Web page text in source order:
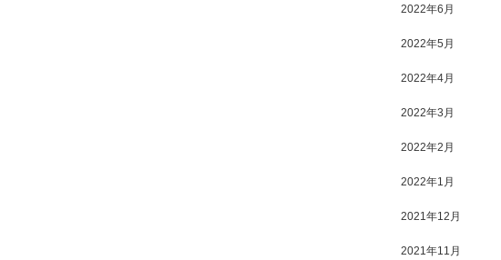
2022年6月
2022年5月
2022年4月
2022年3月
2022年2月
2022年1月
2021年12月
2021年11月